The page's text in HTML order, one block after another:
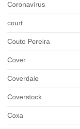
Coronavírus
court
Couto Pereira
Cover
Coverdale
Coverstock
Coxa